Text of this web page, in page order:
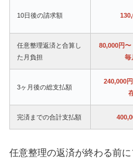
10日後の請求額
任意整理返済と合算し
た月負担
80,000円
毎
3ヶ月後の総支払額
240,000
完済までの合計支払額
任意整理の返済が終わる前